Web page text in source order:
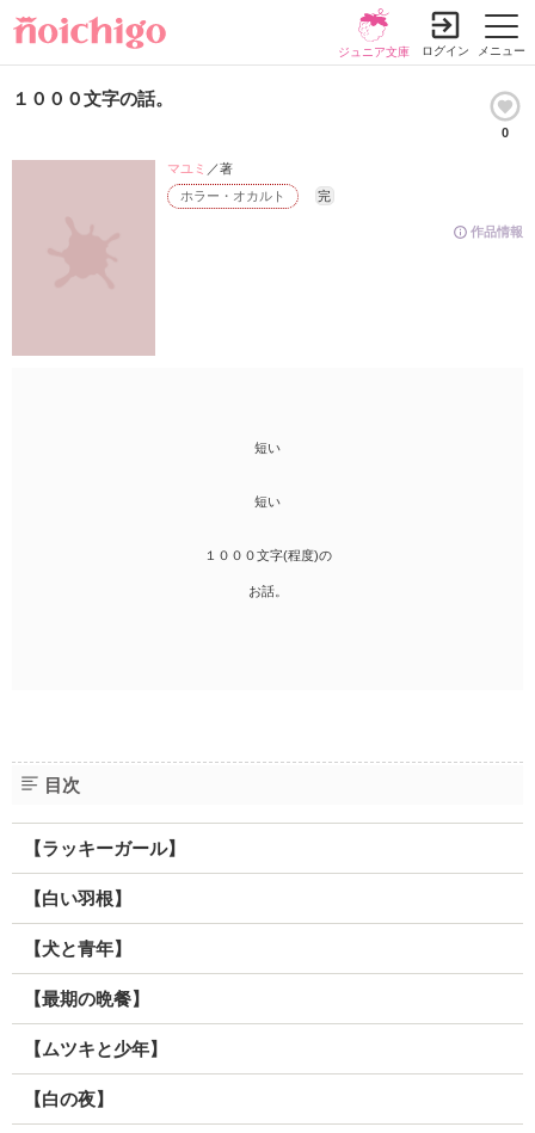
メニュー
ジュニア文庫 ログイン
１０００文字の話。
0
作品情報
ホラー・オカルト 完
マユミ ／著
短い
短い
１０００文字(程度)の
お話。
目次
【ラッキーガール】
【白い羽根】
【犬と青年】
【最期の晩餐】
【ムツキと少年】
【白の夜】